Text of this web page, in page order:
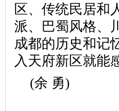
区、传统民居和
派、巴蜀风格、
成都的历史和记
入天府新区就能
(余 勇)